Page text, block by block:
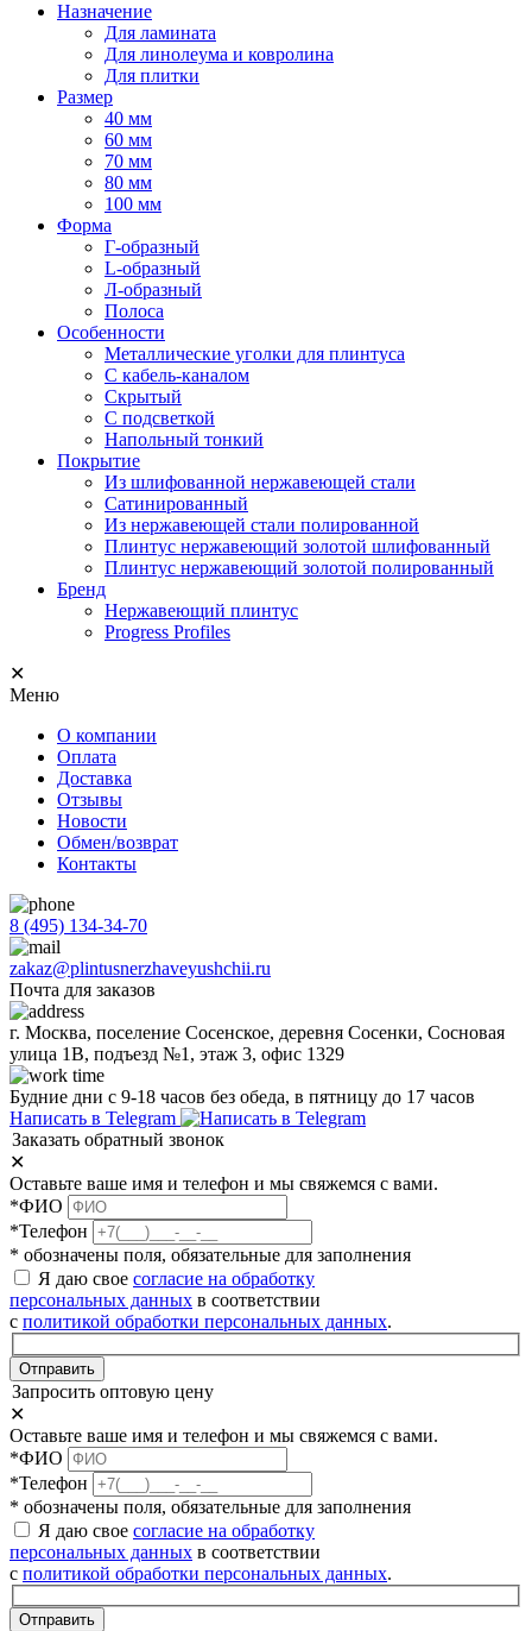
Назначение
Для ламината
Для линолеума и ковролина
Для плитки
Размер
40 мм
60 мм
70 мм
80 мм
100 мм
Форма
Г-образный
L-образный
Л-образный
Полоса
Особенности
Металлические уголки для плинтуса
С кабель-каналом
Скрытый
С подсветкой
Напольный тонкий
Покрытие
Из шлифованной нержавеющей стали
Сатинированный
Из нержавеющей стали полированной
Плинтус нержавеющий золотой шлифованный
Плинтус нержавеющий золотой полированный
Бренд
Нержавеющий плинтус
Progress Profiles
✕
Меню
О компании
Оплата
Доставка
Отзывы
Новости
Обмен/возврат
Контакты
8 (495) 134-34-70
zakaz@plintusnerzhaveyushchii.ru
Почта для заказов
г. Москва, поселение Сосенское, деревня Сосенки, Сосновая
улица 1В, подъезд №1, этаж 3, офис 1329
Будние дни с 9-18 часов без обеда, в пятницу до 17 часов
Написать в Telegram
Заказать обратный звонок
✕
Оставьте ваше имя и телефон и мы свяжемся с вами.
*ФИО
*Телефон
* обозначены поля, обязательные для заполнения
Я даю свое согласие на обработку
персональных данных в соответствии
с политикой обработки персональных данных.
Отправить
Запросить оптовую цену
✕
Оставьте ваше имя и телефон и мы свяжемся с вами.
*ФИО
*Телефон
* обозначены поля, обязательные для заполнения
Я даю свое согласие на обработку
персональных данных в соответствии
с политикой обработки персональных данных.
Отправить